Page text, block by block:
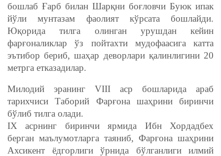
бошлаб Ғарб билан Шарқни боғловчи Буюк ипак
йўли мунтазам фаолият кўрсата бошлайди.
Юқорида тилга олинган урушдан кейин
фарғоналиклар ўз пойтахти мудофаасига катта
эътибор бериб, шаҳар деворлари қалинлигини 20
метрга етказадилар.
Милодий эранинг VIII аср бошларида араб
тарихчиси Таборий Фарғона шаҳрини биринчи
бўлиб тилга олади.
IX асрнинг биринчи ярмида Ибн Хордадбех
берган маълумотларга таяниб, Фарғона шаҳрини
Ахсикент ёдгорлиги ўрнида бўлганлиги илмий